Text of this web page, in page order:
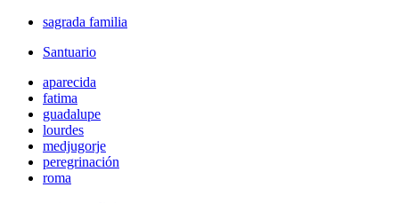
sagrada familia
Santuario
aparecida
fatima
guadalupe
lourdes
medjugorje
peregrinación
roma